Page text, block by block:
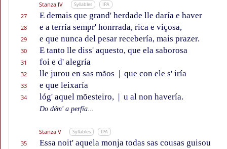
Stanza IV Syllables IPA
27 E demais que grand' herdade lle daría e haver
28 e a terría sempr' honrrada, rica e viçosa,
29 e que nunca del pesar recebería, mais prazer.
30 E tanto lle diss' aquesto, que ela saborosa
31 foi e d' alegría
32 lle jurou en sas mãos | que con ele s' iría
33 e que leixaría
34 lóg' aquel mõesteiro, | u al non havería.
Do dém' a perfía...
Stanza V Syllables IPA
35 Essa noit' aquela monja todas sas cousas guisou